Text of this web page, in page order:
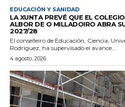
EDUCACIÓN Y SANIDAD
LA XUNTA PREVÉ QUE EL
ALBOR DE O MILLADOIRO ABRA
2027/28
El conselleiro de Educación, Ciencia,
Rodríguez, ha supervisado el avance...
4 agosto, 2026